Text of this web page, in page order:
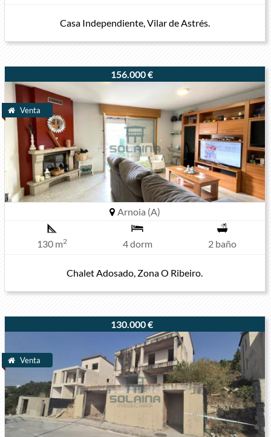
Casa Independiente, Vilar de Astrés.
Venta
156.000 €
Arnoia (A)
130 m2 4 dorm 2 baño
Chalet Adosado, Zona O Ribeiro.
Venta
130.000 €